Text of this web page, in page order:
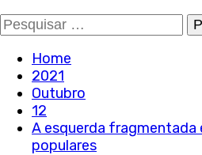
Pesquisar
por:
Home
2021
Outubro
12
A esquerda fragmentada
populares